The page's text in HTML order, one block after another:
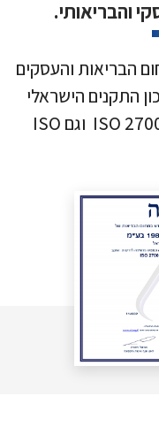
והבריאותי.
הבריאות והעסקים
התקנים הישראלי
ונמצאה מתאימה לדרישות ISO 270001 וגם ISO